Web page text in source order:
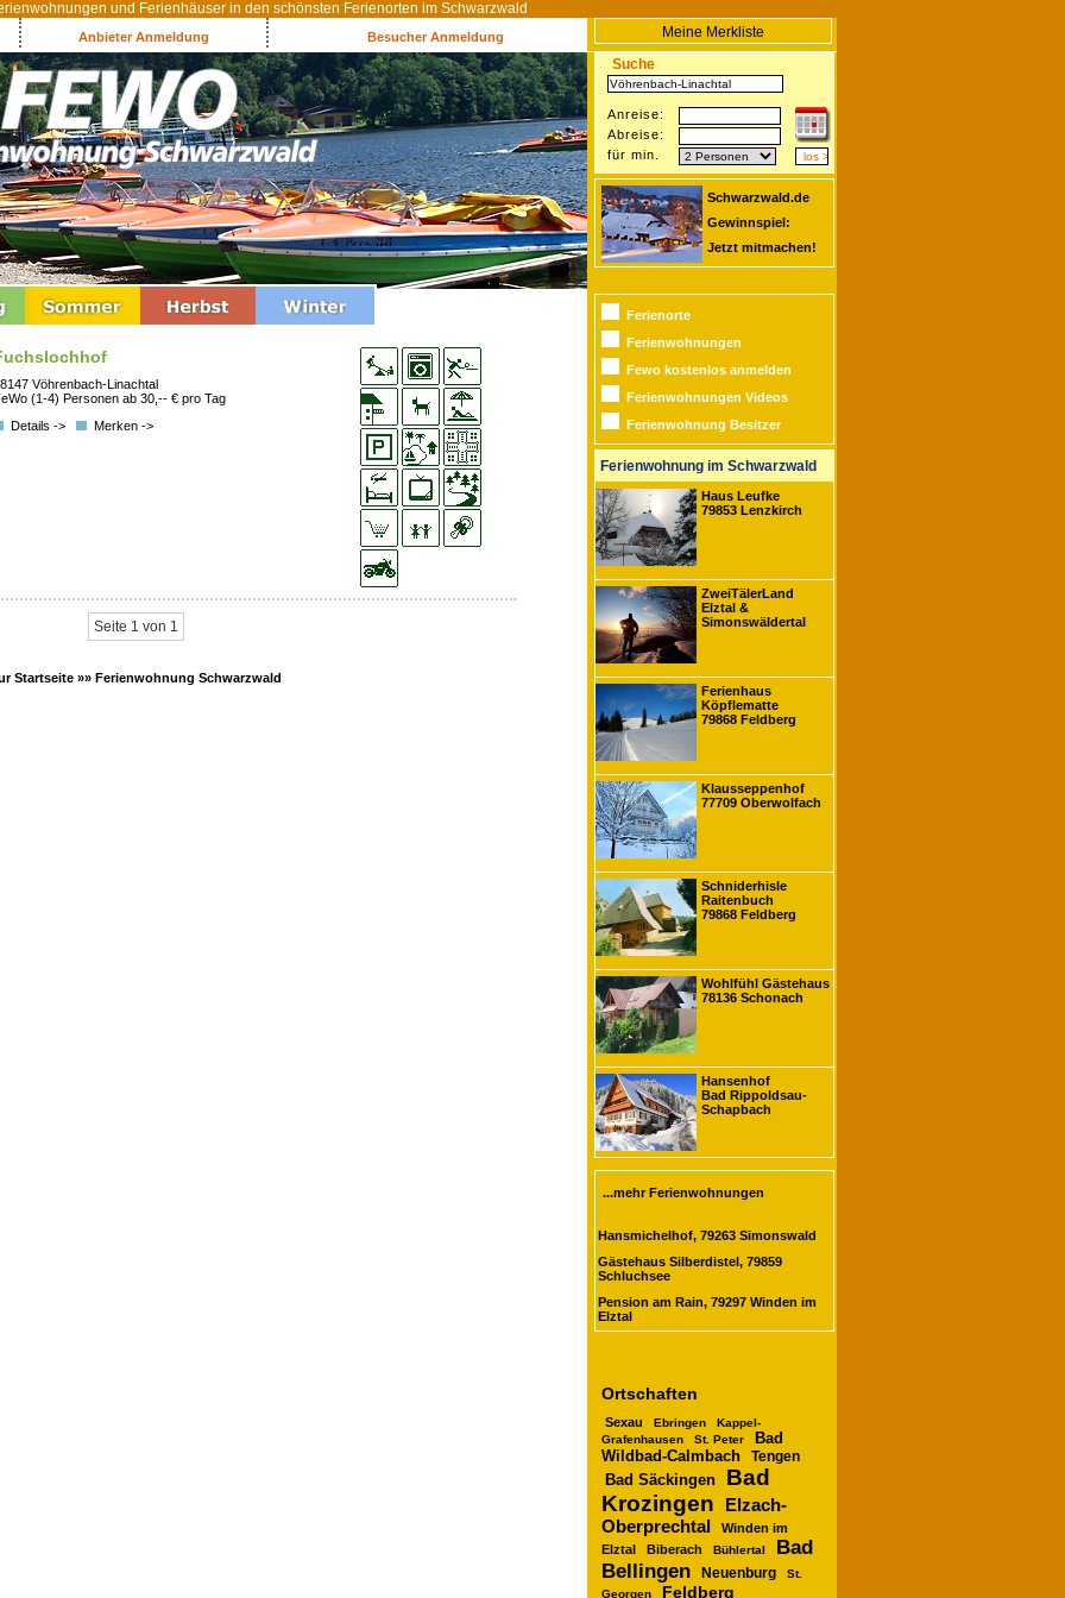
und Ferienhäuser in den schönsten Ferienorten im Schwarzwald
Anbieter Anmeldung Besucher Anmeldung
Meine Merkliste
Suche
Anreise:
Abreise:
für min.
Schwarzwald.de
Gewinnspiel:
Jetzt mitmachen!
Vöhrenbach-Linachtal
(1-4) Personen ab 30,-- € pro Tag
Details ->
Merken ->
Seite 1 von 1
Startseite »» Ferienwohnung Schwarzwald
Ferienorte
Ferienwohnungen
Fewo kostenlos anmelden
Ferienwohnungen Videos
Ferienwohnung Besitzer
Ferienwohnung im Schwarzwald
Haus Leufke
79853 Lenzkirch
ZweiTälerLand
Elztal &
Simonswäldertal
Ferienhaus
Köpflematte
79868 Feldberg
Klausseppenhof
77709 Oberwolfach
Schniderhisle
Raitenbuch
79868 Feldberg
Wohlfühl Gästehaus
78136 Schonach
Hansenhof
Bad Rippoldsau-
Schapbach
...mehr Ferienwohnungen
Hansmichelhof, 79263 Simonswald
Gästehaus Silberdistel, 79859
Schluchsee
Pension am Rain, 79297 Winden im
Elztal
Ortschaften
Sexau Ebringen
Kappel-
Grafenhausen
St. Peter
Bad
Wildbad-Calmbach
Tengen
Bad Säckingen
Bad
Krozingen
Elzach-
Oberprechtal
Winden im
Elztal
Biberach Bühlertal
Bad
Bellingen
Neuenburg
St.
Georgen
Feldberg